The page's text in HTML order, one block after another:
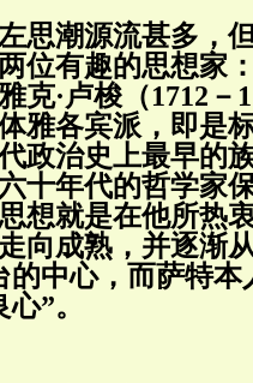
思潮源流甚多，
位有趣的思想家
克·卢梭（1712－
雅各宾派，即是
政治史上最早的
十年代的哲学家
想就是在他所热
向成熟，并逐渐
的中心，而萨特
”。